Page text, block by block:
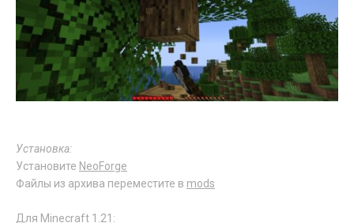
Установка:
Установите NeoForge
Файлы из архива переместите в mods
Для Minecraft 1.21: